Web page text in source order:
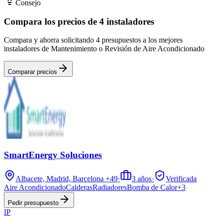
Consejo
Compara los precios de 4 instaladores
Compara y ahorra solicitando 4 presupuestos a los mejores
instaladores de Mantenimiento o Revisión de Aire Acondicionado
Comparar precios
SmartEnergy Soluciones
Albacete, Madrid, Barcelona +49· 3 años·
Verificada
Aire AcondicionadoCalderasRadiadoresBomba de Calor+3
Pedir presupuesto
IP